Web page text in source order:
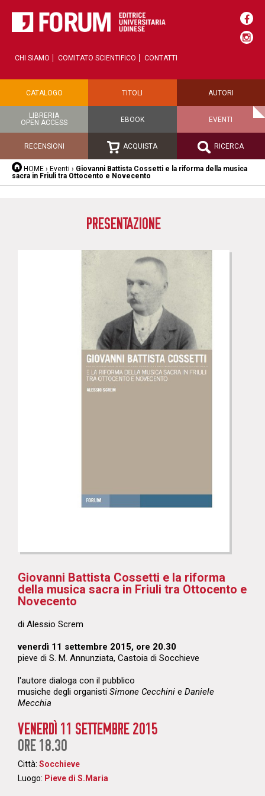
CHI SIAMO COMITATO SCIENTIFICO CONTATTI
CATALOGO TITOLI AUTORI
LIBRERIA
OPEN ACCESS
EBOOK EVENTI
RECENSIONI ACQUISTA RICERCA
HOME › Eventi › Giovanni Battista Cossetti e la riforma della musica
sacra in Friuli tra Ottocento e Novecento
PRESENTAZIONE
Giovanni Battista Cossetti e la riforma
della musica sacra in Friuli tra Ottocento e
Novecento
di Alessio Screm
venerdì 11 settembre 2015, ore 20.30
pieve di S. M. Annunziata, Castoia di Socchieve
l'autore dialoga con il pubblico
musiche degli organisti Simone Cecchini e Daniele
Mecchia
VENERDÌ 11 SETTEMBRE 2015
ORE 18.30
Città: Socchieve
Luogo: Pieve di S.Maria